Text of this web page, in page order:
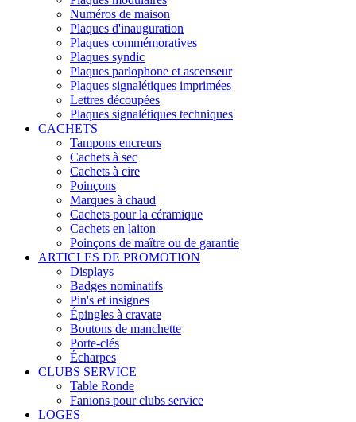
Numéros de maison
Plaques d'inauguration
Plaques commémoratives
Plaques syndic
Plaques parlophone et ascenseur
Plaques signalétiques imprimées
Lettres découpées
Plaques signalétiques techniques
CACHETS
Tampons encreurs
Cachets à sec
Cachets à cire
Poinçons
Marques à chaud
Cachets pour la céramique
Cachets en laiton
Poinçons de maître ou de garantie
ARTICLES DE PROMOTION
Displays
Badges nominatifs
Pin's et insignes
Épingles à cravate
Boutons de manchette
Porte-clés
Écharpes
CLUBS SERVICE
Table Ronde
Fanions pour clubs service
LOGES